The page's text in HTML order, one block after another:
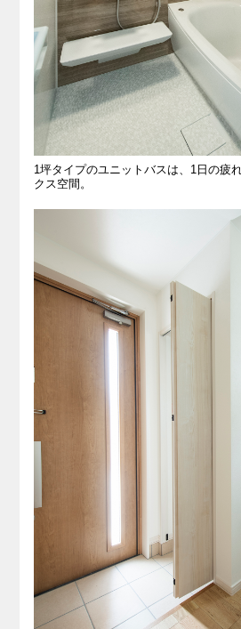
1坪タイプのユニットバスは、1日の疲
クス空間。